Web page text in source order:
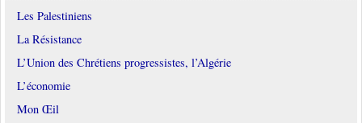
Les Palestiniens
La Résistance
L’Union des Chrétiens progressistes, l’Algérie
L’économie
Mon Œil